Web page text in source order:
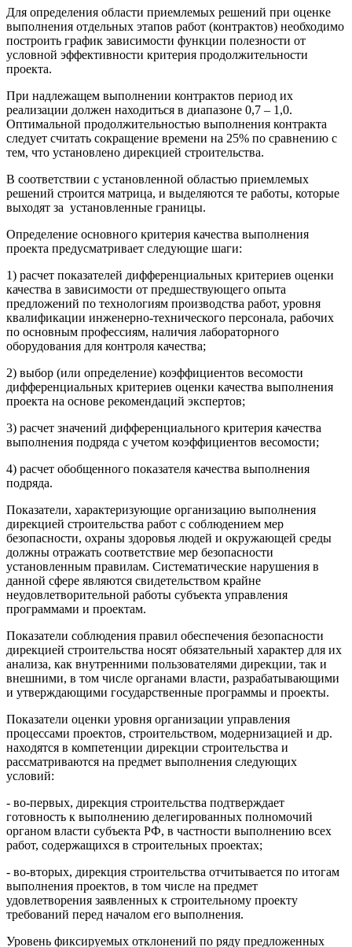
Для определения области приемлемых решений при оценке
выполнения отдельных этапов работ (контрактов) необходимо
построить график зависимости функции полезности от
условной эффективности критерия продолжительности
проекта.
При надлежащем выполнении контрактов период их
реализации должен находиться в диапазоне 0,7 – 1,0.
Оптимальной продолжительностью выполнения контракта
следует считать сокращение времени на 25% по сравнению с
тем, что установлено дирекцией строительства.
В соответствии с установленной областью приемлемых
решений строится матрица, и выделяются те работы, которые
выходят за установленные границы.
Определение основного критерия качества выполнения
проекта предусматривает следующие шаги:
1) расчет показателей дифференциальных критериев оценки
ка­чества в зависимости от предшествующего опыта
предложений по техно­логиям производства работ, уровня
квалификации инженерно-технического персонала, рабочих
по основным профессиям, наличия лаборатор­ного
оборудования для контроля качества;
2) выбор (или определение) коэффициентов весомости
дифферен­циальных критериев оценки качества выполнения
проекта на основе рекомендаций экспертов;
3) расчет значений дифференциального критерия качества
выпол­нения подряда с учетом коэффициентов весомости;
4) расчет обобщенного показателя качества выполнения
подряда.
Показатели, характеризующие организацию выполнения
дирекцией строительства работ с соблюдением мер
безопасности, охраны здоровья людей и окружающей среды
должны отражать соответствие мер безопасности
установленным правилам. Систематические нарушения в
данной сфере являются свидетельством крайне
неудовлетворительной работы субъекта управления
программами и проектам.
Показатели соблюдения правил обеспечения безопасности
дирекцией строительства носят обязательный характер для их
анализа, как внутренними пользователями дирекции, так и
внешними, в том числе органами власти, разрабатывающими
и утверждающими государственные программы и проекты.
Показатели оценки уровня организации управления
процессами проектов, строительством, модернизацией и др.
находятся в компетенции дирекции строительства и
рассматриваются на предмет выполнения следующих
условий:
- во-первых, дирекция строительства подтверждает
готовность к выполнению делегированных полномочий
органом власти субъекта РФ, в частности выполнению всех
работ, содержащихся в строительных проектах;
- во-вторых, дирекция строительства отчитывается по итогам
выполнения проектов, в том числе на предмет
удовлетворения заявленных к строительному проекту
требований перед началом его выполнения.
Уровень фиксируемых отклонений по ряду предложенных